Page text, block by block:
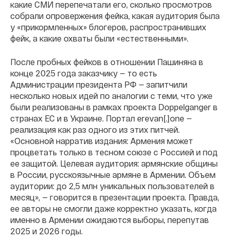
какие СМИ перепечатали его, сколько просмотров
собрали опровержения фейка, какая аудитория была
у «прикормленных» блогеров, распространивших
фейк, а какие охваты были «естественными».
После пробных фейков в отношении Пашиняна в
конце 2025 года заказчику — то есть
Администрации президента РФ — запитчили
несколько новых идей по аналогии с теми, что уже
были реализованы в рамках проекта Doppelganger в
странах ЕС и в Украине. Портал erevan[.]one —
реализация как раз одного из этих питчей.
«Основной нарратив издания: Армения может
процветать только в тесном союзе с Россией и под
ее защитой. Целевая аудитория: армянские общины
в России, русскоязычные армяне в Армении. Объем
аудитории: до 2,5 млн уникальных пользователей в
месяц», — говорится в презентации проекта. Правда,
ее авторы не смогли даже корректно указать, когда
именно в Армении ожидаются выборы, перепутав
2025 и 2026 годы.